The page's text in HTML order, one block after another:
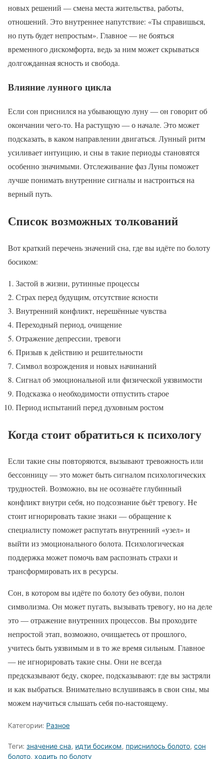
новых решений — смена места жительства, работы,
отношений. Это внутреннее напутствие: «Ты справишься,
но путь будет непростым». Главное — не бояться
временного дискомфорта, ведь за ним может скрываться
долгожданная ясность и свобода.
Влияние лунного цикла
Если сон приснился на убывающую луну — он говорит об
окончании чего-то. На растущую — о начале. Это может
подсказать, в каком направлении двигаться. Лунный ритм
усиливает интуицию, и сны в такие периоды становятся
особенно значимыми. Отслеживание фаз Луны поможет
лучше понимать внутренние сигналы и настроиться на
верный путь.
Список возможных толкований
Вот краткий перечень значений сна, где вы идёте по болоту
босиком:
Застой в жизни, рутинные процессы
Страх перед будущим, отсутствие ясности
Внутренний конфликт, нерешённые чувства
Переходный период, очищение
Отражение депрессии, тревоги
Призыв к действию и решительности
Символ возрождения и новых начинаний
Сигнал об эмоциональной или физической уязвимости
Подсказка о необходимости отпустить старое
Период испытаний перед духовным ростом
Когда стоит обратиться к психологу
Если такие сны повторяются, вызывают тревожность или
бессонницу — это может быть сигналом психологических
трудностей. Возможно, вы не осознаёте глубинный
конфликт внутри себя, но подсознание бьёт тревогу. Не
стоит игнорировать такие знаки — обращение к
специалисту поможет распутать внутренний «узел» и
выйти из эмоционального болота. Психологическая
поддержка может помочь вам распознать страхи и
трансформировать их в ресурсы.
Сон, в котором вы идёте по болоту без обуви, полон
символизма. Он может пугать, вызывать тревогу, но на деле
это — отражение внутренних процессов. Вы проходите
непростой этап, возможно, очищаетесь от прошлого,
учитесь быть уязвимым и в то же время сильным. Главное
— не игнорировать такие сны. Они не всегда
предсказывают беду, скорее, подсказывают: где вы застряли
и как выбраться. Внимательно вслушиваясь в свои сны, мы
можем научиться слышать себя по-настоящему.
Категории: Разное
Теги: значение сна, идти босиком, приснилось болото, сон
болото, ходить по болоту